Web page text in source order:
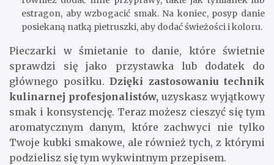
estragon, aby wzbogacić smak. Na koniec, posyp danie
posiekaną natką pietruszki, aby dodać świeżości i koloru.
Pieczarki w śmietanie to danie, które świetnie
sprawdzi się jako przystawka lub dodatek do
głównego posiłku. Dzięki zastosowaniu technik
kulinarnej profesjonalistów, uzyskasz wyjątkowy
smak i konsystencję. Teraz możesz cieszyć się tym
aromatycznym danym, które zachwyci nie tylko
Twoje kubki smakowe, ale również tych, z którymi
podzielisz się tym wykwintnym przepisem.